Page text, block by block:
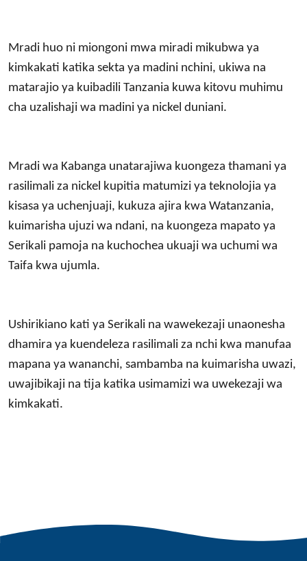
Mradi huo ni miongoni mwa miradi mikubwa ya
kimkakati katika sekta ya madini nchini, ukiwa na
matarajio ya kuibadili Tanzania kuwa kitovu muhimu
cha uzalishaji wa madini ya nickel duniani.
Mradi wa Kabanga unatarajiwa kuongeza thamani ya
rasilimali za nickel kupitia matumizi ya teknolojia ya
kisasa ya uchenjuaji, kukuza ajira kwa Watanzania,
kuimarisha ujuzi wa ndani, na kuongeza mapato ya
Serikali pamoja na kuchochea ukuaji wa uchumi wa
Taifa kwa ujumla.
Ushirikiano kati ya Serikali na wawekezaji unaonesha
dhamira ya kuendeleza rasilimali za nchi kwa manufaa
mapana ya wananchi, sambamba na kuimarisha uwazi,
uwajibikaji na tija katika usimamizi wa uwekezaji wa
kimkakati.